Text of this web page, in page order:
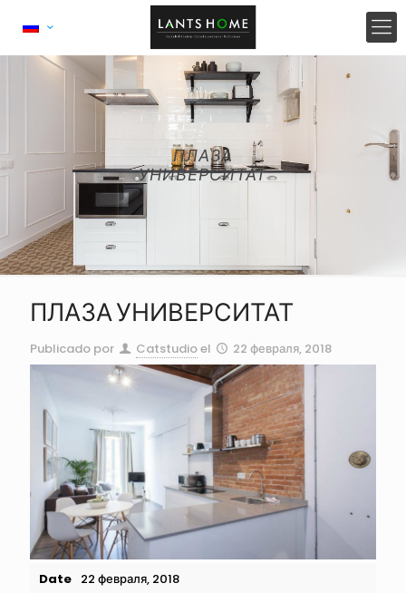
ПЛАЗА
УНИВЕРСИТАТ
ПЛАЗА УНИВЕРСИТАТ
Publicado por Catstudioel 22 февраля, 2018
Date 22 февраля, 2018